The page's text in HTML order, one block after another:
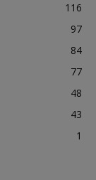
116
97
84
77
48
43
1